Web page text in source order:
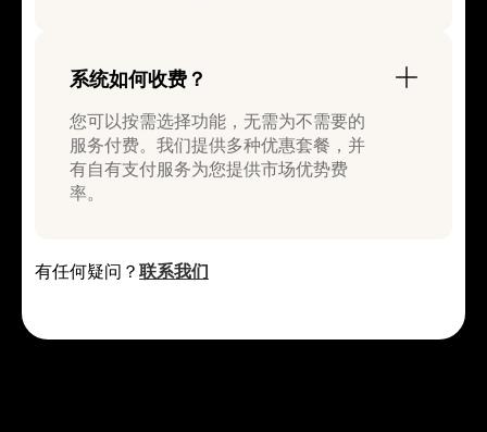
系统如何收费？
您可以按需选择功能，无需为不需要的
服务付费。我们提供多种优惠套餐，并
有自有支付服务为您提供市场优势费
率。
有任何疑问？联系我们